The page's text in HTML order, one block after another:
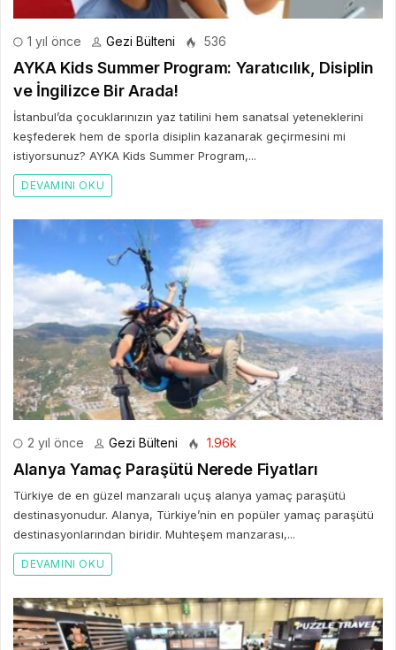
1 yıl önce Gezi Bülteni 536
AYKA Kids Summer Program: Yaratıcılık, Disiplin
ve İngilizce Bir Arada!
İstanbul’da çocuklarınızın yaz tatilini hem sanatsal yeteneklerini
keşfederek hem de sporla disiplin kazanarak geçirmesini mi
istiyorsunuz? AYKA Kids Summer Program,...
DEVAMINI OKU
2 yıl önce Gezi Bülteni 1.96k
Alanya Yamaç Paraşütü Nerede Fiyatları
Türkiye de en güzel manzaralı uçuş alanya yamaç paraşütü
destinasyonudur. Alanya, Türkiye’nin en popüler yamaç paraşütü
destinasyonlarından biridir. Muhteşem manzarası,...
DEVAMINI OKU